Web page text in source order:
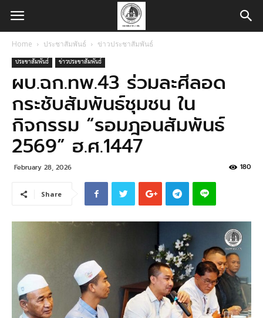
Home ประชาสัมพันธ์ ข่าวประชาสัมพันธ์
ประชาสัมพันธ์ ข่าวประชาสัมพันธ์
ผบ.ฉก.ทพ.43 ร่วมละศีลอด
กระชับสัมพันธ์ชุมชน ใน
กิจกรรม “รอมฎอนสัมพันธ์
2569” ฮ.ศ.1447
February 28, 2026 180
Share